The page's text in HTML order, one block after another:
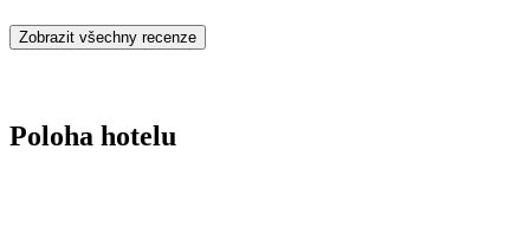
Zobrazit všechny recenze
Poloha hotelu